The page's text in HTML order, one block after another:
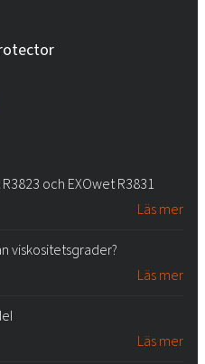
och EXOwet R3831
Läs mer
viskositetsgrader?
Läs mer
Läs mer